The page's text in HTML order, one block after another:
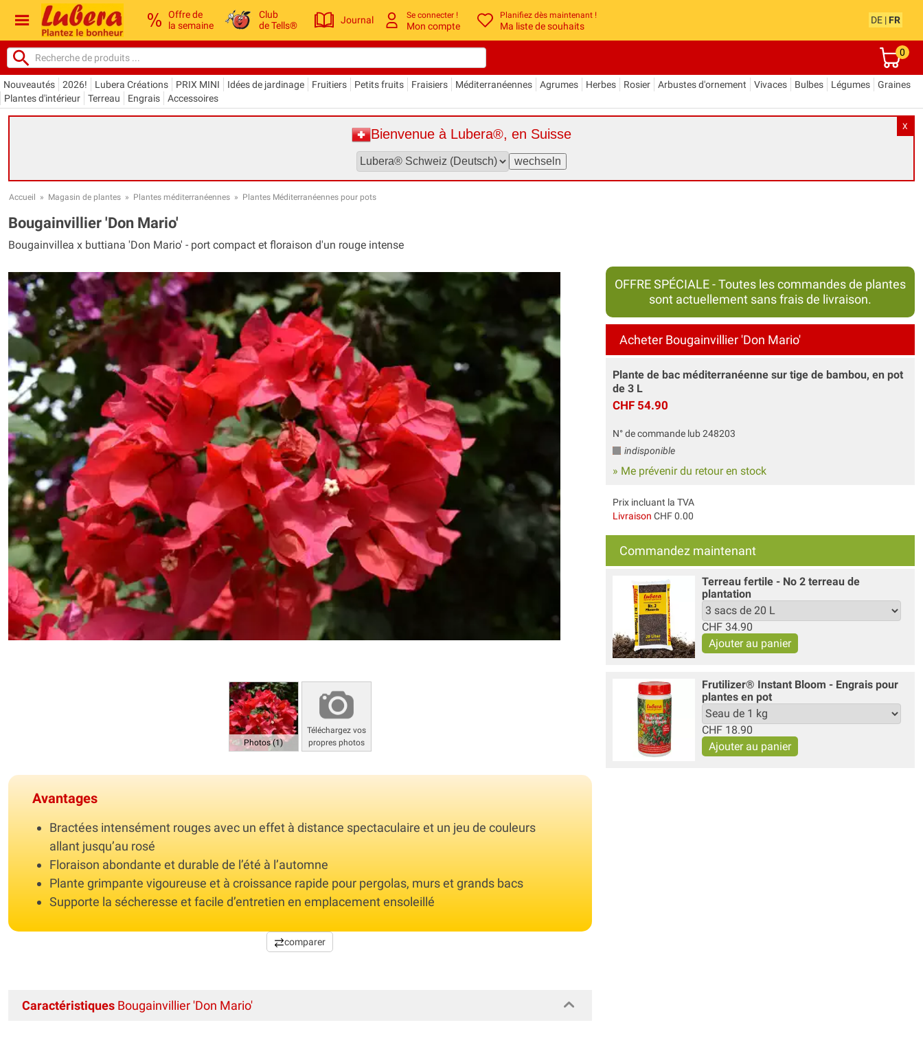
Offre de
la semaine
Club
de Tells®
Journal Se connecter !
Mon compte
Planifiez dès maintenant !
Ma liste de souhaits
DE | FR
0
Nouveautés 2026! Lubera Créations PRIX MINI Idées de jardinage Fruitiers Petits fruits Fraisiers Méditerranéennes Agrumes Herbes Rosier Arbustes d'ornement Vivaces Bulbes Légumes
Graines
Plantes d'intérieur
Terreau Engrais Accessoires
X
Bienvenue à Lubera®, en Suisse
Accueil » Magasin de plantes » Plantes méditerranéennes » Plantes Méditerranéennes pour pots
Bougainvillier 'Don Mario'
Bougainvillea x buttiana 'Don Mario' - port compact et floraison d'un rouge intense
Photos (1)
Téléchargez vos
propres photos
Avantages
Bractées intensément rouges avec un effet à distance spectaculaire et un jeu de couleurs
allant jusqu’au rosé
Floraison abondante et durable de l’été à l’automne
Plante grimpante vigoureuse et à croissance rapide pour pergolas, murs et grands bacs
Supporte la sécheresse et facile d’entretien en emplacement ensoleillé
comparer
OFFRE SPÉCIALE - Toutes les commandes de plantes
sont actuellement sans frais de livraison.
Acheter Bougainvillier 'Don Mario'
Plante de bac méditerranéenne sur tige de bambou, en pot
de 3 L
CHF 54.90
N° de commande lub 248203
indisponible
» Me prévenir du retour en stock
Prix incluant la TVA
Livraison CHF 0.00
Commandez maintenant
Terreau fertile - No 2 terreau de
plantation
CHF 34.90
Frutilizer® Instant Bloom - Engrais pour
plantes en pot
CHF 18.90
Caractéristiques Bougainvillier 'Don Mario'